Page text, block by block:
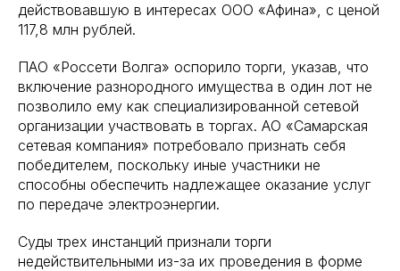
действовавшую в интересах ООО «Афина», с ценой
117,8 млн рублей.
ПАО «Россети Волга» оспорило торги, указав, что
включение разнородного имущества в один лот не
позволило ему как специализированной сетевой
организации участвовать в торгах. АО «Самарская
сетевая компания» потребовало признать себя
победителем, поскольку иные участники не
способны обеспечить надлежащее оказание услуг
по передаче электроэнергии.
Суды трех инстанций признали торги
недействительными из-за их проведения в форме